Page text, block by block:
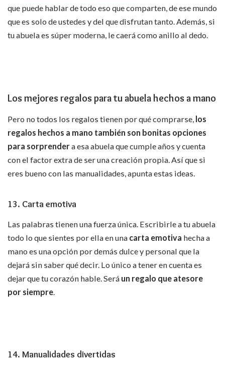
que puede hablar de todo eso que comparten, de ese mundo
que es solo de ustedes y del que disfrutan tanto. Además, si
tu abuela es súper moderna, le caerá como anillo al dedo.
Los mejores regalos para tu abuela hechos a mano
Pero no todos los regalos tienen por qué comprarse, los
regalos hechos a mano también son bonitas opciones
para sorprendera esa abuela que cumple años y cuenta
con el factor extra de ser una creación propia. Así que si
eres bueno con las manualidades, apunta estas ideas.
13. Carta emotiva
Las palabras tienen una fuerza única. Escribirle a tu abuela
todo lo que sientes por ella en una carta emotiva hecha a
mano es una opción por demás dulce y personal que la
dejará sin saber qué decir. Lo único a tener en cuenta es
dejar que tu corazón hable. Será un regalo que atesore
por siempre.
14. Manualidades divertidas